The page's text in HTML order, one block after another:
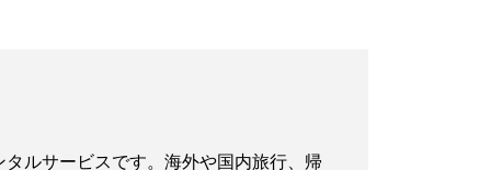
ルサービスです。海外や国内旅行、帰